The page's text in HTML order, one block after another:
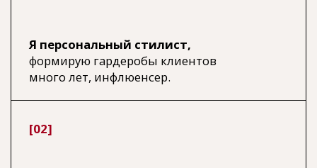
сейчас!»,создатель бренда
косметики TANYA TEYLA, выступаю
в качестве приглашенного эксперта на
мероприятиях по стилю по всей России.
[04]